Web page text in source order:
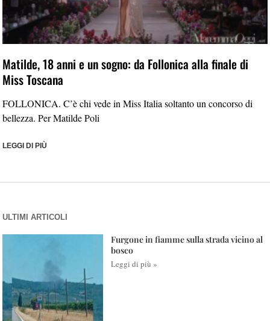
Matilde, 18 anni e un sogno: da Follonica alla finale di
Miss Toscana
FOLLONICA. C’è chi vede in Miss Italia soltanto un concorso di
bellezza. Per Matilde Poli
LEGGI DI PIÙ
ULTIMI ARTICOLI
Furgone in fiamme sulla strada vicino al
bosco
Leggi di più »